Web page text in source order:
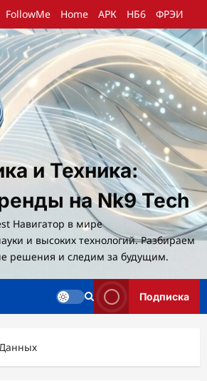
FollowMe Home АРК НБ6 ФРЭИ
и Техника:
на Nk9 Tech
Навигатор в мире
и высоких технологий. Разбираем
решения и следим за будущим.
Подписка